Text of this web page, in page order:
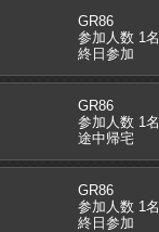
GR86
参加人数 1名
終日参加
GR86
参加人数 1名
途中帰宅
GR86
参加人数 1名
終日参加